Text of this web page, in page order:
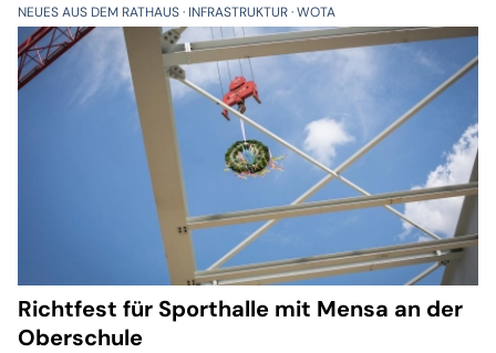
NEUES AUS DEM RATHAUS INFRASTRUKTUR WOTA
Richtfest für Sporthalle mit Mensa an der
Oberschule